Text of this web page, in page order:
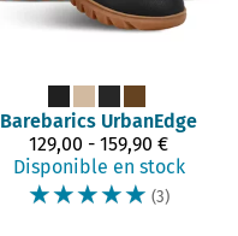
Barebarics UrbanEdge
129,00 - 159,90 €
Disponible en stock
☆☆☆☆☆ (3)